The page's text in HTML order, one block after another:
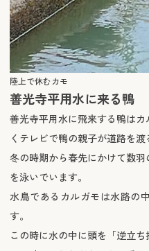
陸上で休むカモ
善光寺平用水に来る鴨
善光寺平用水に飛来する鴨は
くテレビで鴨の親子が道路を渡
冬の時期から春先にかけて数
を泳いでいます。
水鳥であるカルガモは水路の
す。
この時に水の中に頭を「逆立ち